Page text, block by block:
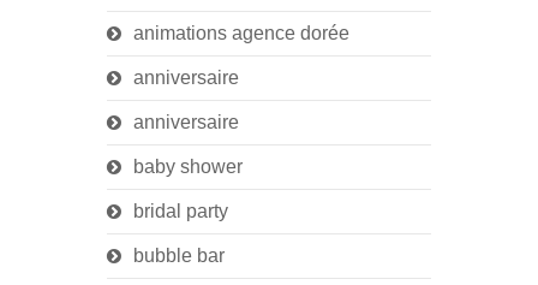
animations agence dorée
anniversaire
anniversaire
baby shower
bridal party
bubble bar